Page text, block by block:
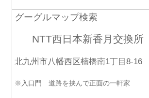
グーグルマップ検索
NTT西日本新香月交換所
北九州市八幡西区楠橋南1丁目8-16
※入口門 道路を挟んで正面の一軒家